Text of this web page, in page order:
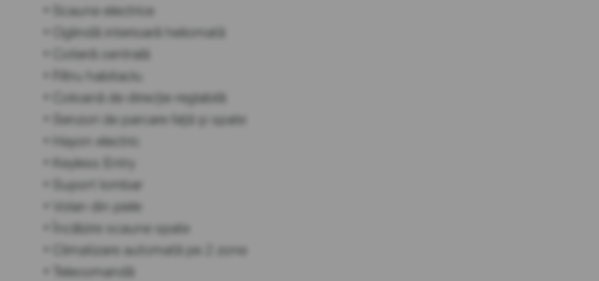
• Scaune electrice
• Oglindă interioară heliomată
• Cotieră centrală
• Filtru habitaclu
• Coloană de direcție reglabilă
• Senzori de parcare față și spate
• Hayon electric
• Keyless Entry
• Suport lombar
• Volan din piele
• Încălzire scaune spate
• Climatizare automată pe 2 zone
• Telecomandă